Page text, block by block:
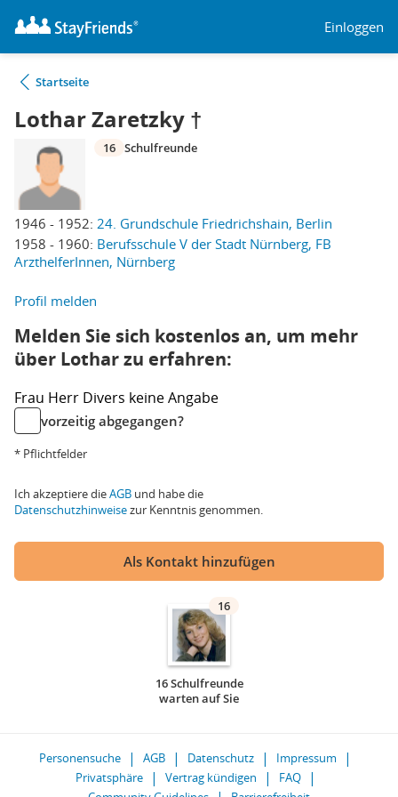
Einloggen
Startseite
Lothar Zaretzky †
1946 - 1952: 24. Grundschule Friedrichshain, Berlin
1958 - 1960: Berufsschule V der Stadt Nürnberg, FB
ArzthelferInnen, Nürnberg
16 Schulfreunde
Profil melden
Melden Sie sich kostenlos an, um mehr
über Lothar zu erfahren:
Frau Herr Divers keine Angabe
vorzeitig abgegangen?
* Pflichtfelder
Ich akzeptiere dieAGB und habe die
Datenschutzhinweisezur Kenntnis genommen.
Als Kontakt hinzufügen
16
16 Schulfreunde
warten auf Sie
Personensuche AGB Datenschutz
Impressum
Privatsphäre
Vertrag kündigen
FAQ